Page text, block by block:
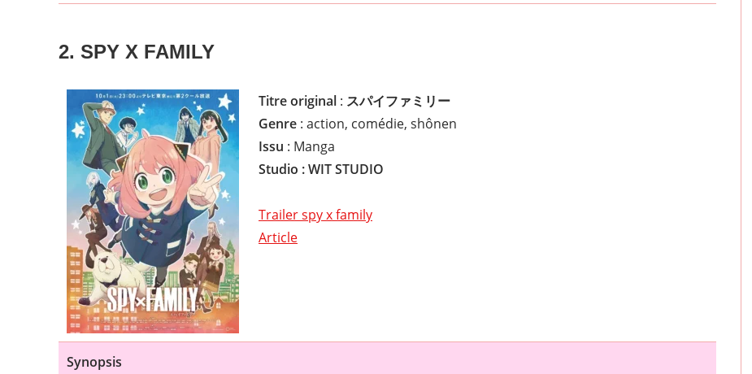
2. SPY X FAMILY
Titre original : スパイファミリー
Genre : action, comédie, shônen
Issu : Manga
Studio : WIT STUDIO
Trailer spy x family
Article
Synopsis